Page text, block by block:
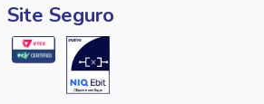
Site Seguro